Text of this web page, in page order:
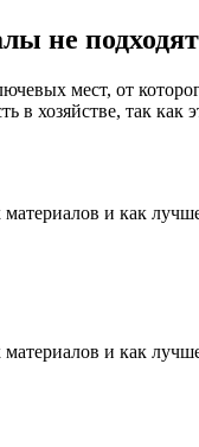
не
мест, от
в хозяйстве, так